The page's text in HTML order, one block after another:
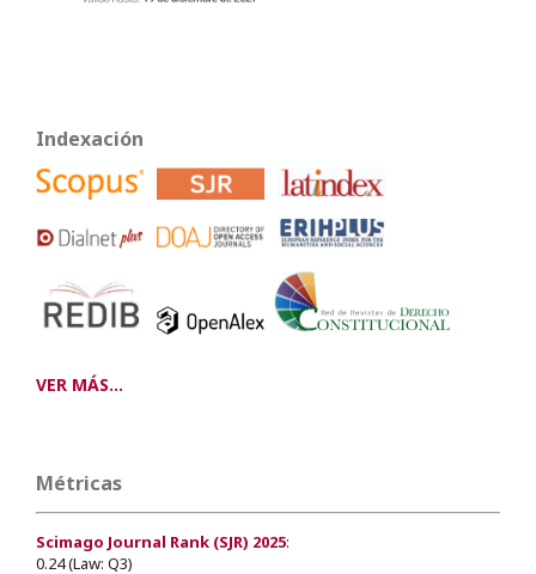
Indexación
VER MÁS...
Métricas
Scimago Journal Rank (SJR) 2025:
0.24 (Law: Q3)